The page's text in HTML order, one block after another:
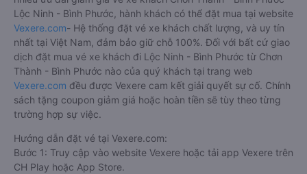
Lộc Ninh - Bình Phước, hành khách có thể đặt mua tại website
Vexere.com- Hệ thống đặt vé xe khách chất lượng, và uy tín
nhất tại Việt Nam, đảm bảo giữ chỗ 100%. Đối với bất cứ giao
dịch đặt mua vé xe khách đi Lộc Ninh - Bình Phước từ Chơn
Thành - Bình Phước nào của quý khách tại trang web
Vexere.com đều được Vexere cam kết giải quyết sự cố. Chính
sách tặng coupon giảm giá hoặc hoàn tiền sẽ tùy theo từng
trường hợp sự việc.
Hướng dẫn đặt vé tại Vexere.com:
Bước 1: Truy cập vào website Vexere hoặc tải app Vexere trên
CH Play hoặc App Store.